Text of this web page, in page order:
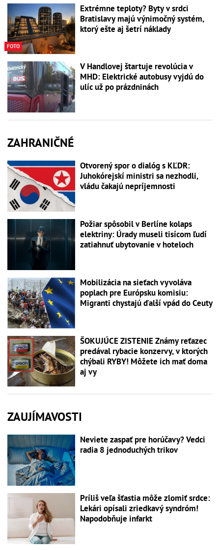
FOTO
Extrémne teploty? Byty v srdci
Bratislavy majú výnimočný systém,
ktorý ešte aj šetrí náklady
V Handlovej štartuje revolúcia v
MHD: Elektrické autobusy vyjdú do
ulíc už po prázdninách
ZAHRANIČNÉ
Otvorený spor o dialóg s KĽDR:
Juhokórejskí ministri sa nezhodli,
vládu čakajú nepríjemnosti
Požiar spôsobil v Berlíne kolaps
elektriny: Úrady museli tisícom ľudí
zatiahnuť ubytovanie v hoteloch
Mobilizácia na sieťach vyvoláva
poplach pre Európsku komisiu:
Migranti chystajú ďalší vpád do Ceuty
ŠOKUJÚCE ZISTENIE Známy reťazec
predával rybacie konzervy, v ktorých
chýbali RYBY! Môžete ich mať doma
aj vy
ZAUJÍMAVOSTI
Neviete zaspať pre horúčavy? Vedci
radia 8 jednoduchých trikov
Príliš veľa šťastia môže zlomiť srdce:
Lekári opísali zriedkavý syndróm!
Napodobňuje infarkt